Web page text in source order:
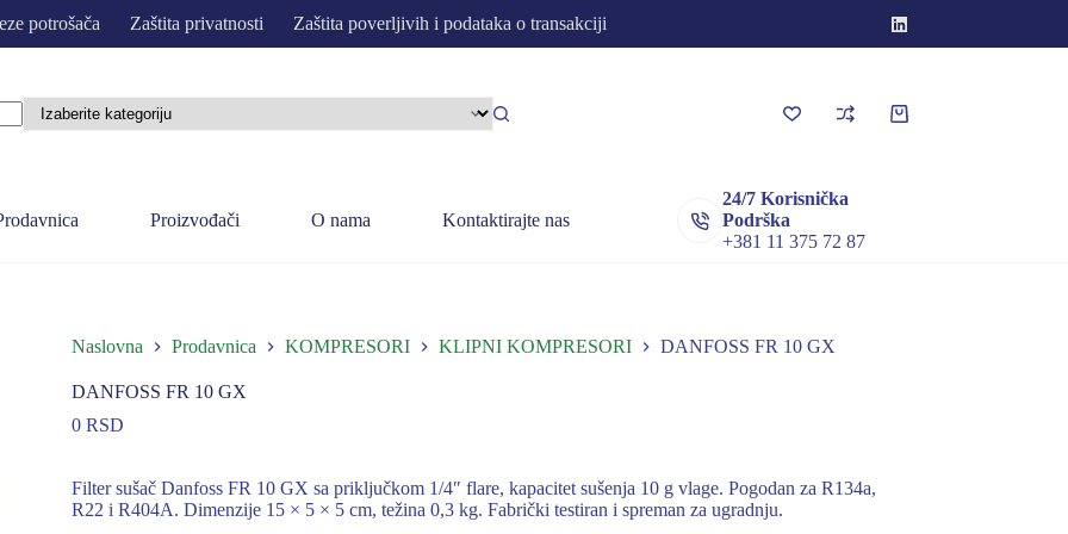
potrošača Zaštita privatnosti Zaštita poverljivih i podataka o transakciji
Korpa
Proizvođači O nama Kontaktirajte nas
24/7 Korisnička
Podrška
+381 11 375 72 87
Naslovna Prodavnica KOMPRESORI KLIPNI KOMPRESORI DANFOSS FR 10 GX
DANFOSS FR 10 GX
0 RSD
Filter sušač Danfoss FR 10 GX sa priključkom 1/4″ flare, kapacitet sušenja 10 g vlage. Pogodan za R134a,
R22 i R404A. Dimenzije 15 × 5 × 5 cm, težina 0,3 kg. Fabrički testiran i spreman za ugradnju.